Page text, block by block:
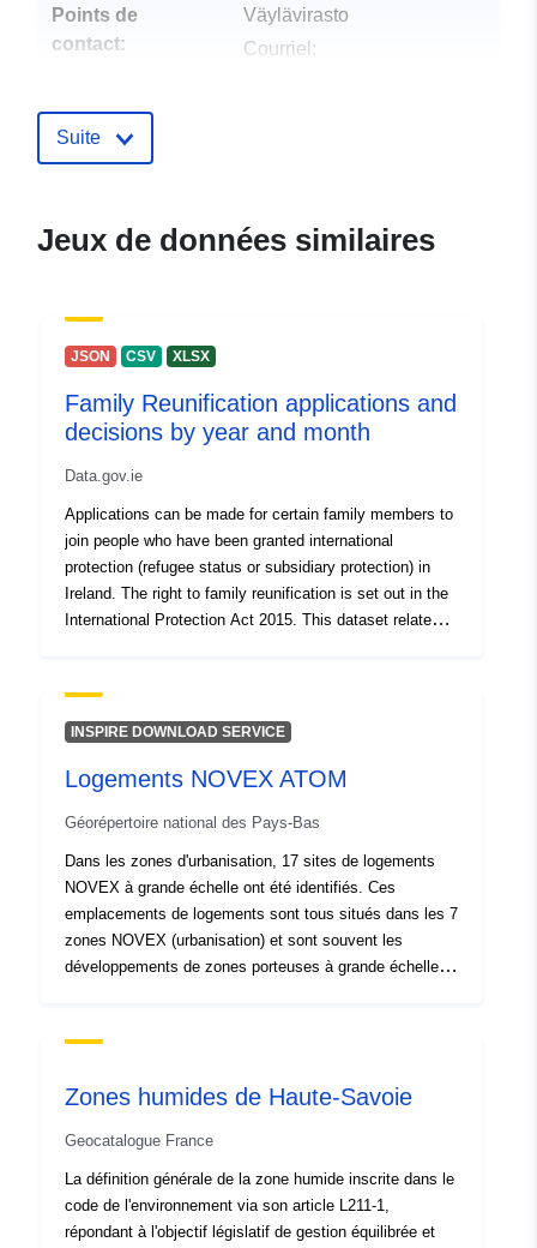
Points de
contact:
Väylävirasto
Courriel:
Compte rendu du
catalogue:
29 July 2026
58.6074565294299 ], [
33.993537468175056,
70.26415662234614 ], [
15.053785270822841,
Type: Polygon
d44a-4fc5-89e2-0957cc5f3bf5
Suite
Jeux de données similaires
JSON CSV XLSX
Family Reunification applications and
decisions by year and month
Data.gov.ie
Applications can be made for certain family members to
join people who have been granted international
protection (refugee status or subsidiary protection) in
Ireland. The right to family reunification is set out in the
International Protection Act 2015. This dataset relates to
This dataset has been generated at a specific point in
time and is subject to revision. Some values less than 6
reasons.
INSPIRE DOWNLOAD SERVICE
Logements NOVEX ATOM
Géorépertoire national des Pays-Bas
Dans les zones d'urbanisation, 17 sites de logements
NOVEX à grande échelle ont été identifiés. Ces
emplacements de logements sont tous situés dans les 7
zones NOVEX (urbanisation) et sont souvent les
développements de zones porteuses à grande échelle
développement des zones NOVEX. L'ensemble de
Cet ensemble de données est uniquement destiné à
NOVEX à grande échelle.
Zones humides de Haute-Savoie
Geocatalogue France
La définition générale de la zone humide inscrite dans le
code de l'environnement via son article L211-1,
répondant à l'objectif législatif de gestion équilibrée et